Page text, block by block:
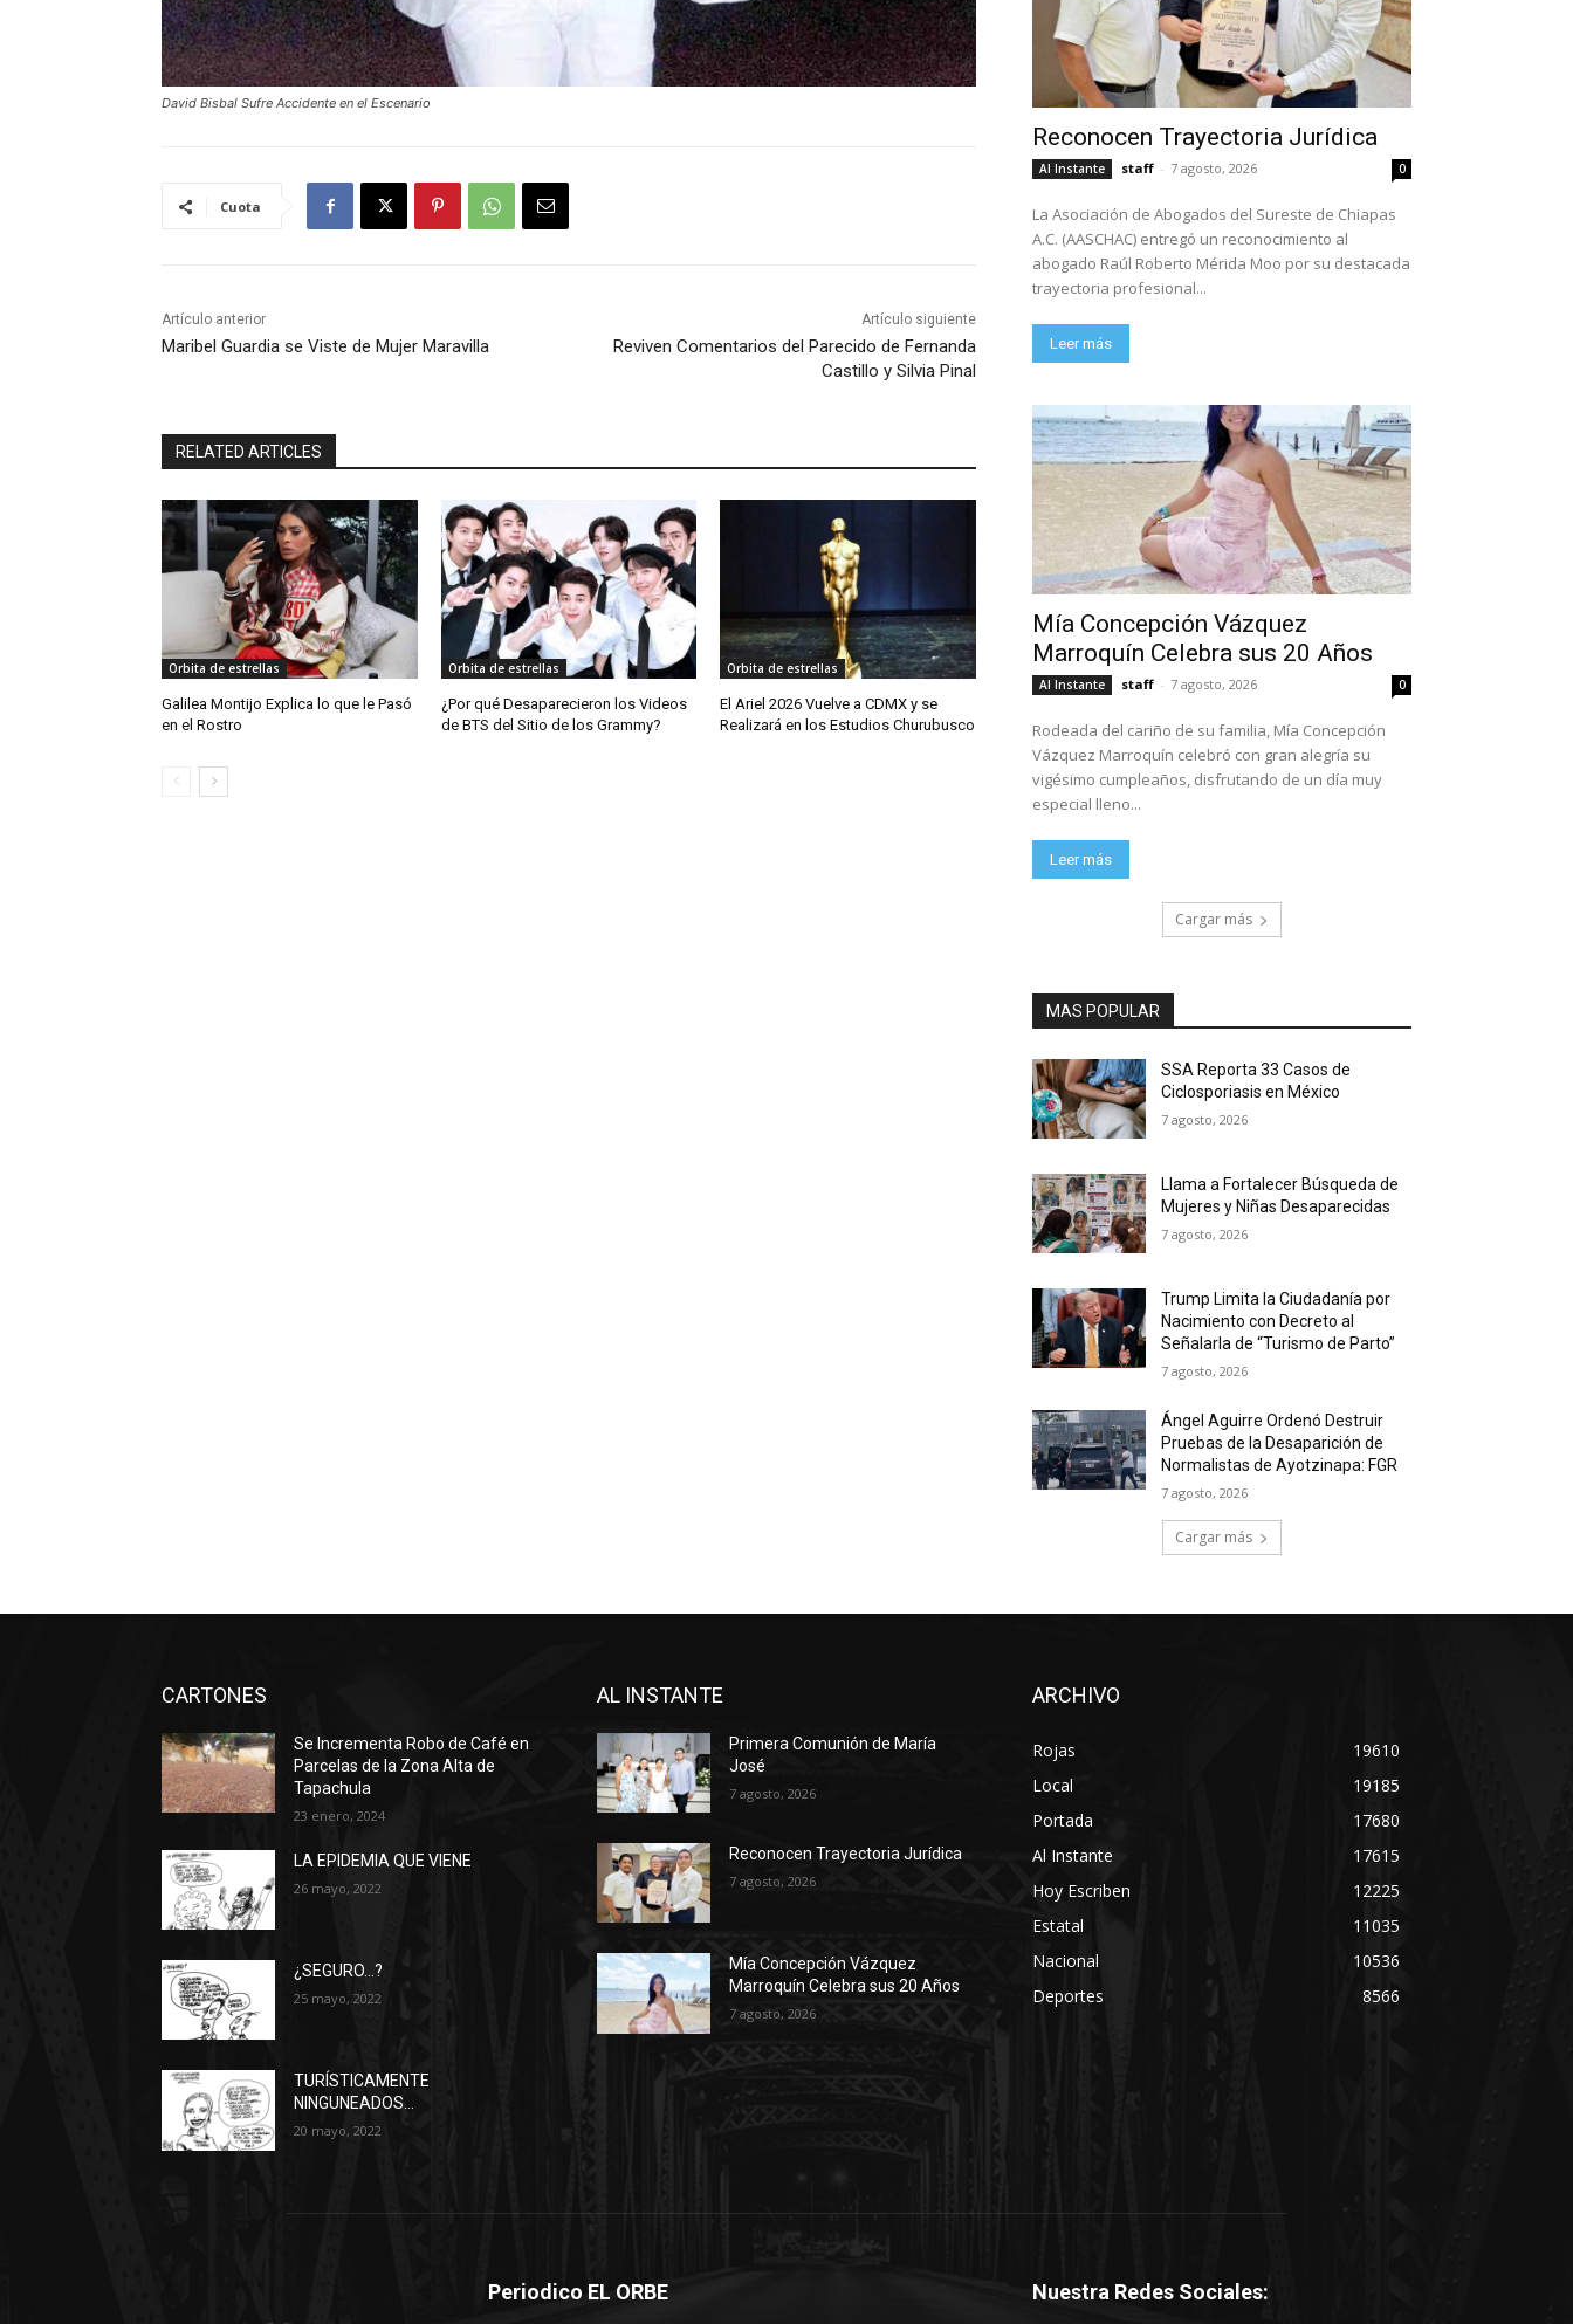
David Bisbal Sufre Accidente en el Escenario
Cuota
Artículo anterior
Maribel Guardia se Viste de Mujer Maravilla
Artículo siguiente
Reviven Comentarios del Parecido de Fernanda
Castillo y Silvia Pinal
RELATED ARTICLES
Orbita de estrellas
Galilea Montijo Explica lo que le Pasó
en el Rostro
Orbita de estrellas
¿Por qué Desaparecieron los Videos
de BTS del Sitio de los Grammy?
Orbita de estrellas
El Ariel 2026 Vuelve a CDMX y se
Realizará en los Estudios Churubusco
Reconocen Trayectoria Jurídica
Al Instante staff - 7 agosto, 2026 0
La Asociación de Abogados del Sureste de Chiapas
A.C. (AASCHAC) entregó un reconocimiento al
abogado Raúl Roberto Mérida Moo por su destacada
trayectoria profesional...
Leer más
Mía Concepción Vázquez
Marroquín Celebra sus 20 Años
Al Instante staff - 7 agosto, 2026 0
Rodeada del cariño de su familia, Mía Concepción
Vázquez Marroquín celebró con gran alegría su
vigésimo cumpleaños, disfrutando de un día muy
especial lleno...
Leer más
Cargar más
MAS POPULAR
SSA Reporta 33 Casos de
Ciclosporiasis en México
7 agosto, 2026
Llama a Fortalecer Búsqueda de
Mujeres y Niñas Desaparecidas
7 agosto, 2026
Trump Limita la Ciudadanía por
Nacimiento con Decreto al
Señalarla de “Turismo de Parto”
7 agosto, 2026
Ángel Aguirre Ordenó Destruir
Pruebas de la Desaparición de
Normalistas de Ayotzinapa: FGR
7 agosto, 2026
Cargar más
CARTONES
Se Incrementa Robo de Café en
Parcelas de la Zona Alta de
Tapachula
23 enero, 2024
LA EPIDEMIA QUE VIENE
26 mayo, 2022
¿SEGURO…?
25 mayo, 2022
TURÍSTICAMENTE
NINGUNEADOS…
20 mayo, 2022
AL INSTANTE
Primera Comunión de María
José
7 agosto, 2026
Reconocen Trayectoria Jurídica
7 agosto, 2026
Mía Concepción Vázquez
Marroquín Celebra sus 20 Años
7 agosto, 2026
ARCHIVO
Rojas
19610
Local
19185
Portada
17680
Al Instante
17615
Hoy Escriben
12225
Estatal
11035
Nacional
10536
Deportes
8566
Periodico EL ORBE Nuestra Redes Sociales: